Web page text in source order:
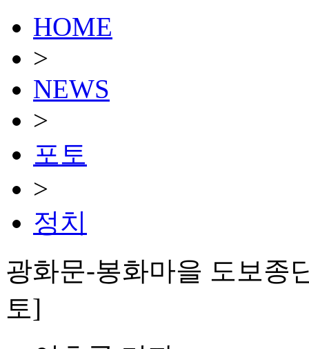
HOME
>
NEWS
>
포토
>
정치
광화문-봉화마을 도보종
토]